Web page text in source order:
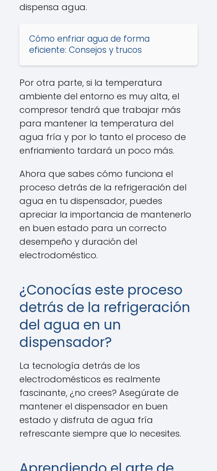
dispensa agua.
Cómo enfriar agua de forma
eficiente: Consejos y trucos
Por otra parte, si la temperatura
ambiente del entorno es muy alta, el
compresor tendrá que trabajar más
para mantener la temperatura del
agua fría y por lo tanto el proceso de
enfriamiento tardará un poco más.
Ahora que sabes cómo funciona el
proceso detrás de la refrigeración del
agua en tu dispensador, puedes
apreciar la importancia de mantenerlo
en buen estado para un correcto
desempeño y duración del
electrodoméstico.
¿Conocías este proceso
detrás de la refrigeración
del agua en un
dispensador?
La tecnología detrás de los
electrodomésticos es realmente
fascinante, ¿no crees? Asegúrate de
mantener el dispensador en buen
estado y disfruta de agua fría
refrescante siempre que lo necesites.